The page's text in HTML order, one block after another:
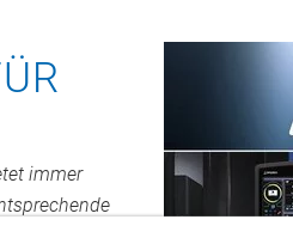
immer
mit